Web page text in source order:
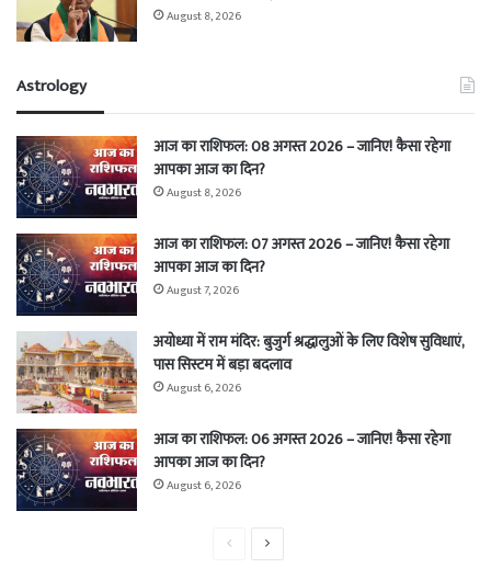
August 8, 2026
Astrology
आज का राशिफल: 08 अगस्त 2026 – जानिए! कैसा रहेगा
आपका आज का दिन?
August 8, 2026
आज का राशिफल: 07 अगस्त 2026 – जानिए! कैसा रहेगा
आपका आज का दिन?
August 7, 2026
अयोध्या में राम मंदिर: बुजुर्ग श्रद्धालुओं के लिए विशेष सुविधाएं,
पास सिस्टम में बड़ा बदलाव
August 6, 2026
आज का राशिफल: 06 अगस्त 2026 – जानिए! कैसा रहेगा
आपका आज का दिन?
August 6, 2026
PreviousNext